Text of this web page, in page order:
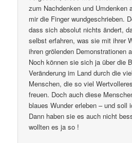
zum Nachdenken und Umdenken
mir die Finger wundgeschrieben.
dass sich absolut nichts ändert,
selbst erfahren, was sie mit ihrer
ihren grölenden Demonstrationen
Noch können sie sich ja über die
Veränderung im Land durch die
Menschen, die so viel
freuen. Doch auch diese
blaues Wunder erleben – und soll
Dann haben sie es auch nicht
wollten es ja so !